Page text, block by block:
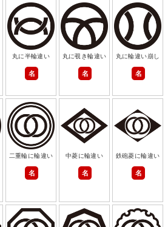
丸に半輪違い
名
丸に覗き輪違い
名
丸に輪違い崩し
名
二重輪に輪違い
名
中菱に輪違い
名
鉄砲菱に輪違い
名